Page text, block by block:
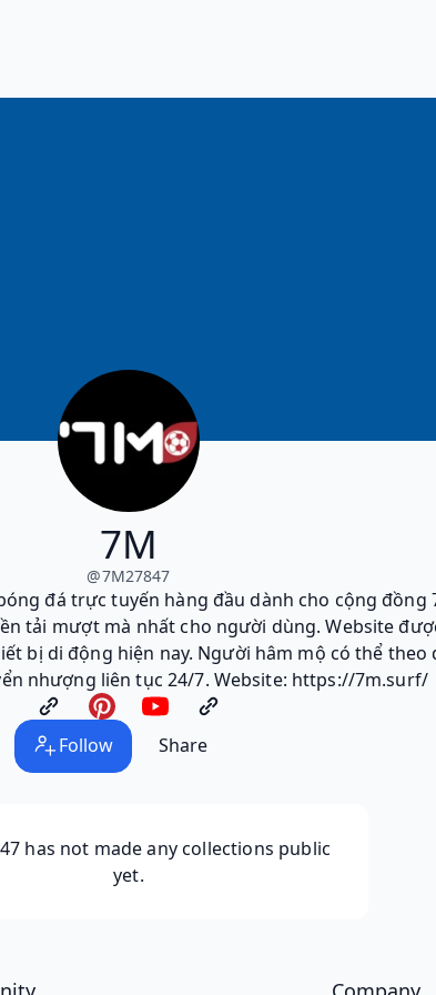
7M
@7M27847
đá trực tuyến hàng đầu dành cho cộng đồng
tải mượt mà nhất cho người dùng. Website
bị di động hiện nay. Người hâm mộ có thể theo
nhượng liên tục 24/7. Website: https://7m.surf/
Follow Share
has not made any collections public
yet.